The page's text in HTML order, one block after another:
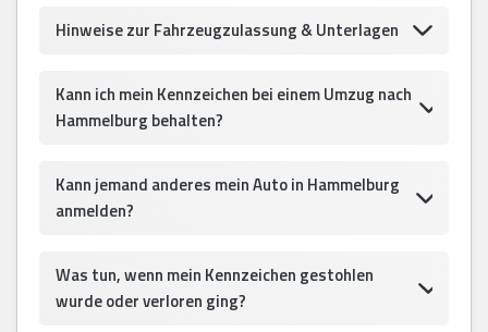
Hinweise zur Fahrzeugzulassung & Unterlagen
Kann ich mein Kennzeichen bei einem Umzug nach
Hammelburg behalten?
Kann jemand anderes mein Auto in Hammelburg
anmelden?
Was tun, wenn mein Kennzeichen gestohlen
wurde oder verloren ging?